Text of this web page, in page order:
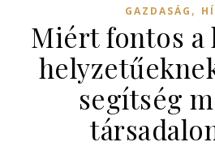
GAZDASÁG ,
Miért fontos a
segítség